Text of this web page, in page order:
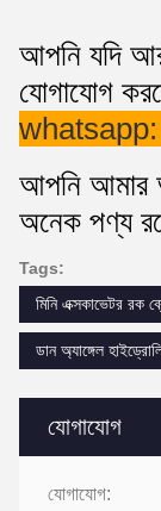
যোগাযোগ
যোগাযোগ:
আপনি যদি
যোগাযোগ
আপনি আমার
অনেক পণ্য
Tags:
মিনি এক্সকাভেটর রক
ডান অ্যাঙ্গেল